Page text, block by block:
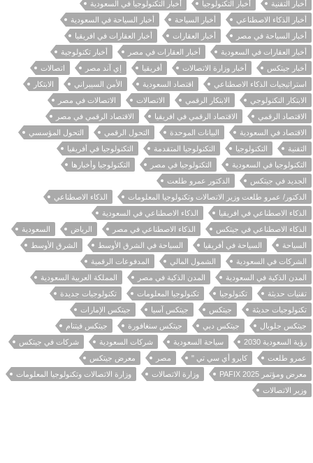
أخبار التقنية
أخبار التكنولوجيا
أخبار التكنولوجيا في السعودية
أخبار الذكاء الاصطناعي
أخبار السياحة
أخبار السياحة في السعودية
أخبار السياحة في مصر
أخبار العقارات
أخبار العقارات في افريقيا
أخبار العقارات في السعودية
أخبار العقارات في مصر
أخبار تكنولوجية
أخبار جيتكس
أخبار وزارة الاتصالات أفريقيا إي آند مصر
اتصالات
استراتيجيات الذكاء الاصطناعي
اقتصاد السعودية الأمن السيبراني
الابتكار
الابتكار التكنولوجي
الابتكار الرقمي الاتصالات
الاتصالات في مصر
الاقتصاد الرقمي
الاقتصاد الرقمي في افريقيا
الاقتصاد الرقمي في مصر
الاقتصاد في السعودية
البيانات الموحدة التحول الرقمي
التحول المؤسسي
التقنية
التكنولوجيا التكنولوجيا المتقدمة
التكنولوجيا في أفريقيا
التكنولوجيا في السعودية
التكنولوجيا في مصر
التكنولوجيا وأخبارها
الجديد في جيتكس
الدكتور عمرو طلعت
الدكتور/ عمرو طلعت وزير الاتصالات وتكنولوجيا المعلومات
الذكاء الاصطناعي
الذكاء الاصطناعي في افريقيا
الذكاء الاصطناعي في السعودية
الذكاء الاصطناعي في جيتكس
الذكاء الاصطناعي في مصر الرياض
السعودية
السياحة
السياحة في أفريقيا السياحة في الشرق الأوسط
الشرق الأوسط
الشركات في السعودية
الشمول المالي
المدفوعات الرقمية
المدن الذكية في السعودية
المدن الذكية في مصر
المملكة العربية السعودية
تقنيات حديثة
تكنولوجيا تكنولوجيا المعلومات
تكنولوجيات جديدة
تكنولوجيات حديثة
جيتكس جيتكس آسيا
جيتكس الإمارات
جيتكس جلوبال
جيتكس دبي جيتكس سنغافورة
جيتكس فيتنام
رؤية السعودية 2030
سياحة السعودية شركات السعودية
شركات في جيتكس
عمرو طلعت
كايرو أي سي تي " مصر
معرض جيتكس
معرض ومؤتمر PAFIX 2025
وزارة الاتصالات
وزارة الاتصالات وتكنولوجيا المعلومات
وزير الاتصالات